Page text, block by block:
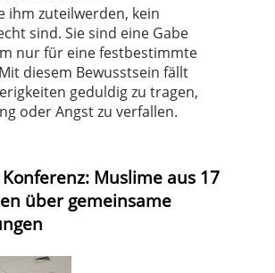
ihm zuteilwerden, kein
sind. Sie sind eine Gabe
nur für eine festbestimmte
diesem Bewusstsein fällt
geduldig zu tragen,
oder Angst zu verfallen.
Muslime aus 17
über gemeinsame